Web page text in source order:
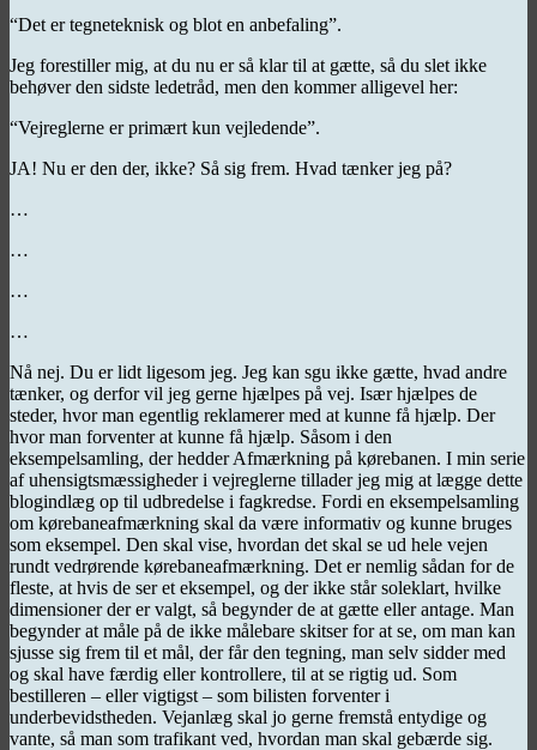
“Det er tegneteknisk og blot en anbefaling”.
Jeg forestiller mig, at du nu er så klar til at gætte, så du slet ikke
behøver den sidste ledetråd, men den kommer alligevel her:
“Vejreglerne er primært kun vejledende”.
JA! Nu er den der, ikke? Så sig frem. Hvad tænker jeg på?
…
…
…
…
Nå nej. Du er lidt ligesom jeg. Jeg kan sgu ikke gætte, hvad andre
tænker, og derfor vil jeg gerne hjælpes på vej. Især hjælpes de
steder, hvor man egentlig reklamerer med at kunne få hjælp. Der
hvor man forventer at kunne få hjælp. Såsom i den
eksempelsamling, der hedder Afmærkning på kørebanen. I min serie
af uhensigtsmæssigheder i vejreglerne tillader jeg mig at lægge dette
blogindlæg op til udbredelse i fagkredse. Fordi en eksempelsamling
om kørebaneafmærkning skal da være informativ og kunne bruges
som eksempel. Den skal vise, hvordan det skal se ud hele vejen
rundt vedrørende kørebaneafmærkning. Det er nemlig sådan for de
fleste, at hvis de ser et eksempel, og der ikke står soleklart, hvilke
dimensioner der er valgt, så begynder de at gætte eller antage. Man
begynder at måle på de ikke målebare skitser for at se, om man kan
sjusse sig frem til et mål, der får den tegning, man selv sidder med
og skal have færdig eller kontrollere, til at se rigtig ud. Som
bestilleren – eller vigtigst – som bilisten forventer i
underbevidstheden. Vejanlæg skal jo gerne fremstå entydige og
vante, så man som trafikant ved, hvordan man skal gebærde sig.